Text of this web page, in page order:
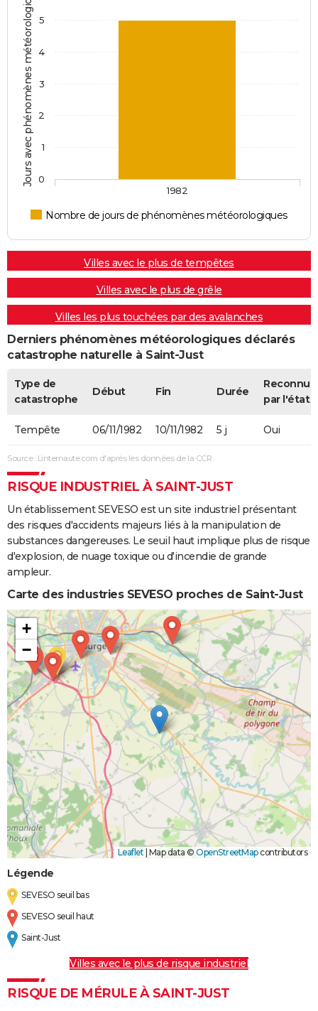
Jours avec phénomènes météorologiques
Nombre de jours de phénomènes météorologiques
1982
0
1
2
3
4
5
Villes avec le plus de tempêtes
Villes avec le plus de grêle
Villes les plus touchées par des avalanches
Derniers phénomènes météorologiques déclarés
catastrophe naturelle à Saint-Just
Type de
catastrophe
Début Fin Durée
Reconnue
par l'état
Tempête 06/11/1982 10/11/1982 5 j Oui
Source : Linternaute.com d'après les données de la CCR
RISQUE INDUSTRIEL À SAINT-JUST
Un établissement SEVESO est un site industriel présentant
des risques d'accidents majeurs liés à la manipulation de
substances dangereuses. Le seuil haut implique plus de risque
d'explosion, de nuage toxique ou d'incendie de grande
ampleur.
Carte des industries SEVESO proches de Saint-Just
+
−
Leaflet Map data © OpenStreetMapcontributors
Légende
SEVESO seuil bas
SEVESO seuil haut
Saint-Just
Villes avec le plus de risque industriel
RISQUE DE MÉRULE À SAINT-JUST